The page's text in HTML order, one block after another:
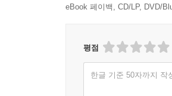
eBook 페이백, CD/LP, DVD/
평점
한글 기준 50자까지 작